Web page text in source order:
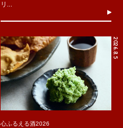
リ...
2026.8.5
心ふるえる酒2026